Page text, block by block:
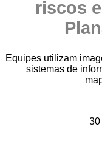
riscos
Equipes utilizam
sistemas de
30